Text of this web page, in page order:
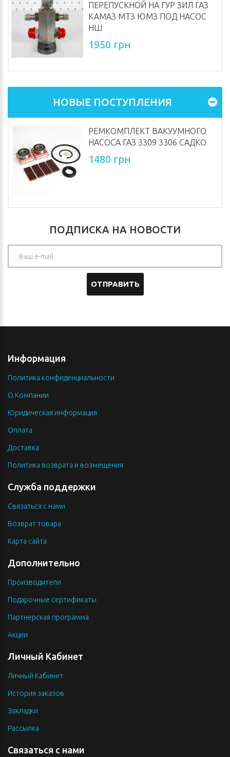
ПЕРЕПУСКНОЙ НА ГУР ЗИЛ ГАЗ
КАМАЗ МТЗ ЮМЗ ПОД НАСОС
НШ
1950 грн
НОВЫЕ ПОСТУПЛЕНИЯ
РЕМКОМПЛЕКТ ВАКУУМНОГО
НАСОСА ГАЗ 3309 3306 САДКО
1480 грн
ПОДПИСКА НА НОВОСТИ
ОТПРАВИТЬ
Информация
Политика конфиденциальности
О Компании
Юридическая информация
Оплата
Доставка
Политика возврата и возмещения
Служба поддержки
Связаться с нами
Возврат товара
Карта сайта
Дополнительно
Производители
Подарочные сертификаты
Партнерская программа
Акции
Личный Кабинет
Личный Кабинет
История заказов
Закладки
Рассылка
Связаться с нами